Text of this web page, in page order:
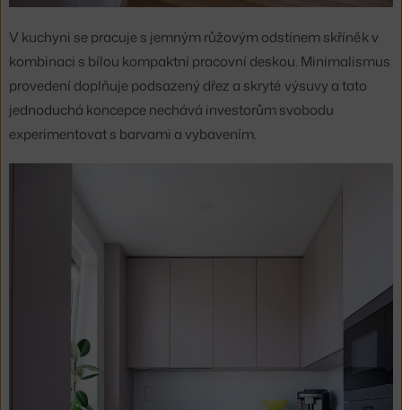
V kuchyni se pracuje s jemným růžovým odstínem skříněk v
kombinaci s bílou kompaktní pracovní deskou. Minimalismus
provedení doplňuje podsazený dřez a skryté výsuvy a tato
jednoduchá koncepce nechává investorům svobodu
experimentovat s barvami a vybavením.